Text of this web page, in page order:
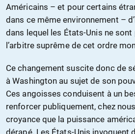
Américains – et pour certains
dans ce même environnement –
dans lequel les États-Unis ne sont
l’arbitre suprême de cet ordre
Ce changement suscite donc de
à Washington au sujet de son
Ces angoisses conduisent à un
renforcer publiquement, chez
croyance que la puissance